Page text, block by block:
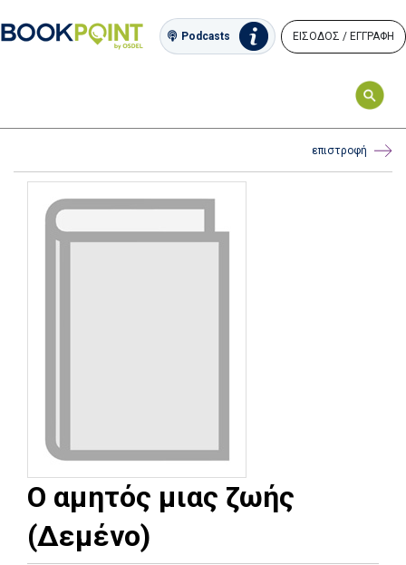
Podcasts ΕΙΣΟΔΟΣ / ΕΓΓΡΑΦΗ
επιστροφή
Ο αμητός μιας ζωής
(Δεμένο)